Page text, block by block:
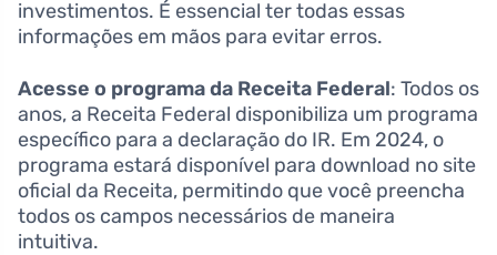
investimentos. É essencial ter todas essas
informações em mãos para evitar erros.
Acesse o programa da Receita Federal: Todos os
anos, a Receita Federal disponibiliza um programa
específico para a declaração do IR. Em 2024, o
programa estará disponível para download no site
oficial da Receita, permitindo que você preencha
todos os campos necessários de maneira
intuitiva.